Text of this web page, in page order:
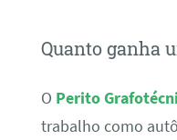
Quanto ganha
O Perito
trabalho como